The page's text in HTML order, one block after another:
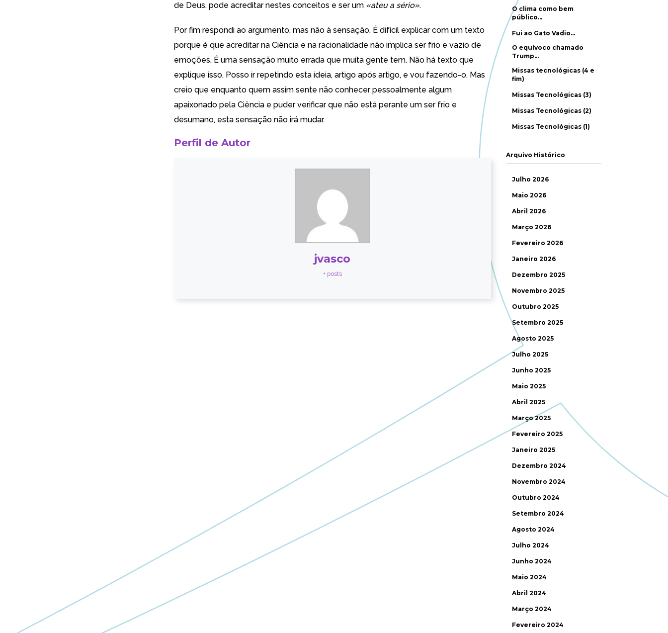
de Deus, pode acreditar nestes conceitos e ser um «ateu a sério».
Por fim respondi ao argumento, mas não à sensação. É difícil explicar com um texto
porque é que acreditar na Ciência e na racionalidade não implica ser frio e vazio de
emoções. É uma sensação muito errada que muita gente tem. Não há texto que
explique isso. Posso ir repetindo esta ideia, artigo após artigo, e vou fazendo-o. Mas
creio que enquanto quem assim sente não conhecer pessoalmente algum
apaixonado pela Ciência e puder verificar que não está perante um ser frio e
desumano, esta sensação não irá mudar.
Perfil de Autor
jvasco
+ posts
O clima como bem
público…
Fui ao Gato Vadio…
O equívoco chamado
Trump…
Missas tecnológicas (4 e
fim)
Missas Tecnológicas (3)
Missas Tecnológicas (2)
Missas Tecnológicas (1)
Arquivo Histórico
Julho 2026
Maio 2026
Abril 2026
Março 2026
Fevereiro 2026
Janeiro 2026
Dezembro 2025
Novembro 2025
Outubro 2025
Setembro 2025
Agosto 2025
Julho 2025
Junho 2025
Maio 2025
Abril 2025
Março 2025
Fevereiro 2025
Janeiro 2025
Dezembro 2024
Novembro 2024
Outubro 2024
Setembro 2024
Agosto 2024
Julho 2024
Junho 2024
Maio 2024
Abril 2024
Março 2024
Fevereiro 2024